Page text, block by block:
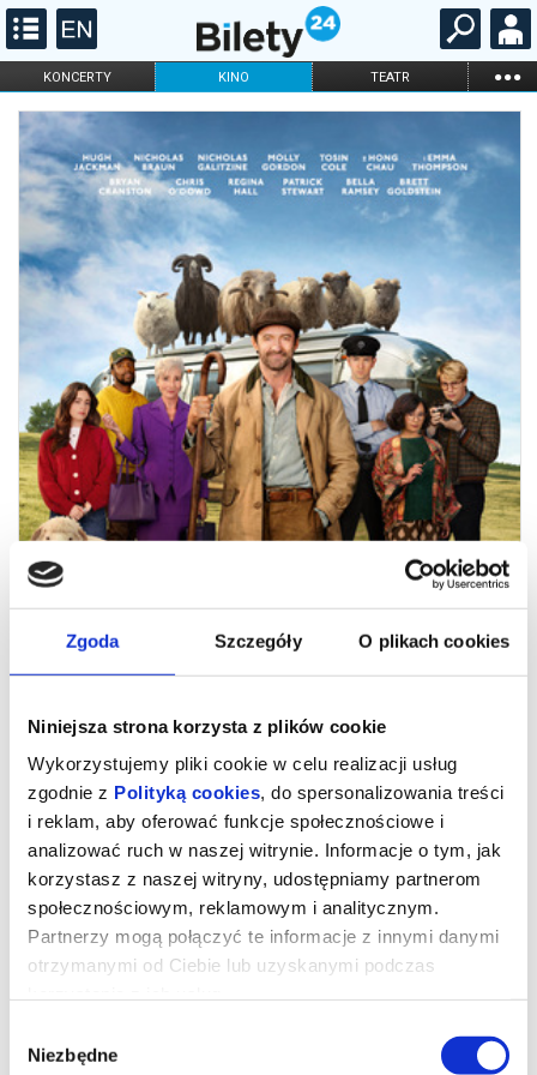
Zgoda Szczegóły O plikach cookies
Niniejsza strona korzysta z plików cookie
Wykorzystujemy pliki cookie w celu realizacji usług
zgodnie z Polityką cookies, do spersonalizowania treści
i reklam, aby oferować funkcje społecznościowe i
analizować ruch w naszej witrynie. Informacje o tym, jak
korzystasz z naszej witryny, udostępniamy partnerom
społecznościowym, reklamowym i analitycznym.
Partnerzy mogą połączyć te informacje z innymi danymi
otrzymanymi od Ciebie lub uzyskanymi podczas
zgody
Niezbędne
KONCERTY KINO TEATR ...
FILHARMONIA OPERA I BALET
DLA DZIECI
ONLINE KARNETY
Sprawiedliwość owiec